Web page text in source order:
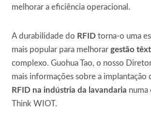
melhorar a eficiência operacional.
A durabilidade do RFID torna-o uma
mais popular para melhorar gestão
complexo. Guohua Tao, o nosso
mais informações sobre a implantação
RFID na indústria da lavandaria numa
Think WIOT.